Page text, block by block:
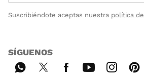
Suscribiéndote aceptas nuestra política
SÍGUENOS